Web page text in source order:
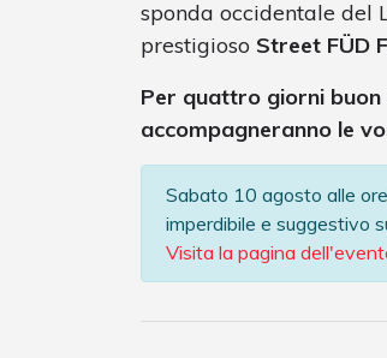
sponda occidentale del
prestigioso Street FÜD
Per quattro giorni
accompagneranno le
Sabato 10 agosto alle
imperdibile e suggestivo
Visita la pagina